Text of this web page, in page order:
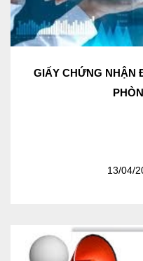
GIẤY CHỨNG NHẬN
13/04/